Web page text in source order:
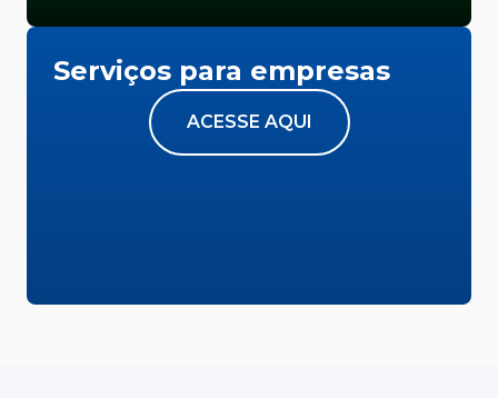
Serviços para empresas
ACESSE AQUI